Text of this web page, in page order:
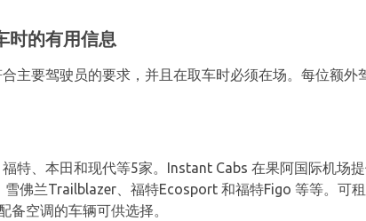
时的有用信息
主要驾驶员的要求，并且在取车时必须在场。每位额外
特、本田和现代等5家。Instant Cabs 在果阿国际机场
佛兰Trailblazer、福特Ecosport 和福特Figo 等等。可
空调的车辆可供选择。